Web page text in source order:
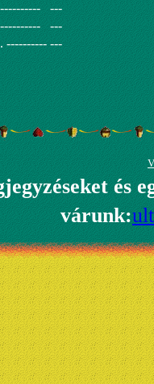
---
---
---------- ---
és
várunk: